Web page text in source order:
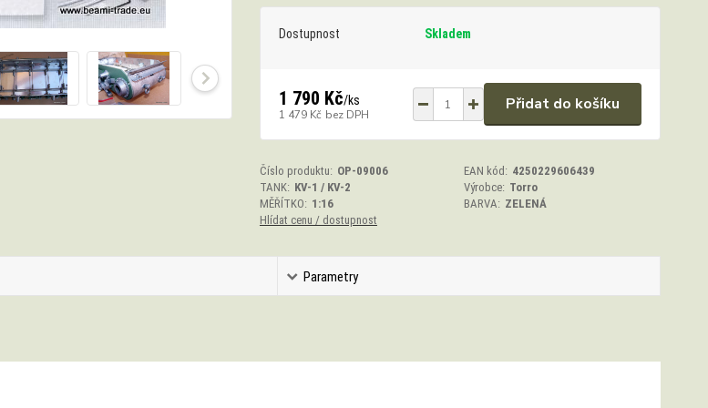
Dostupnost Skladem
1 790 Kč/ks
1 479 Kč bez DPH
Přidat do košíku
Číslo produktu: OP-09006 EAN kód: 4250229606439
TANK: KV-1 / KV-2 Výrobce: Torro
MĚŘÍTKO: 1:16 BARVA: ZELENÁ
Hlídat cenu / dostupnost
Parametry